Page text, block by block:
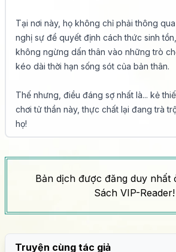
Tại nơi này, họ không chỉ phải thông
nghị sự để quyết định cách thức sinh
không ngừng dấn thân vào những trò
kéo dài thời hạn sống sót của bản thân.
Thế nhưng, điều đáng sợ nhất là... kẻ
chơi tử thần này, thực chất lại đang trà
họ!
Bản dịch được đăng duy nhất
Sách VIP-Reader!
Truyện cùng tác giả